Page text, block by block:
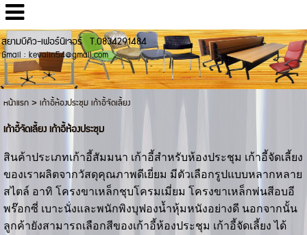
สยามบีคิว-เฟอร์นิเจอร์ T.0834291484
Gmail : kevalin54@gmail.com
หน้าแรก> เก้าอี้ห้องประชุม เก้าอี้จัดเลี้ยง
เก้าอี้จัดเลี้ยง เก้าอี้ห้องประชุม
สินค้าประเภทเก้าอี้สัมมนา เก้าอี้สำหรับห้องประชุม เก้าอี้จัดเลี้ยง
ของเราผลิตจากวัสดุคุณภาพดีเยี่ยม มีตัวเลือกรูปแบบหลากหลาย
สไตล์ อาทิ โครงขาเหล็กชุบโครมเมี่ยม โครงขาเหล็กพ่นสีอบอี
พร๊อกซี่ เบาะนั่งและพนักพิงบุฟองน้ำหุ้มหนังอย่างดี นอกจากนั้น
ลูกค้ายังสามารถเลือกสีของเก้าอี้ห้องประชุม เก้าอี้จัดเลี้ยง ได้